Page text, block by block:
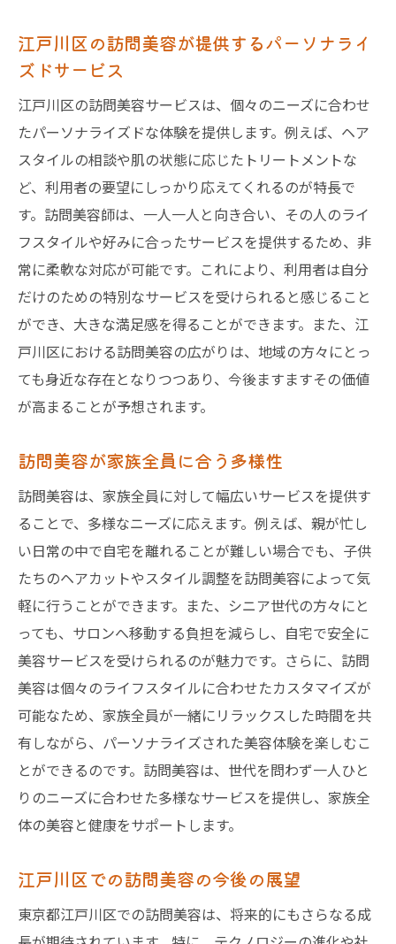
容の選択肢
訪問美容が日常生活をより豊かにする理由
江戸川区で訪問美容を利用する前に知っておく
べきポイント
訪問美容の予約前に知っておきたい基本情
報
江戸川区での訪問美容を成功させるコツ
訪問美容の選び方と注意点
初めての訪問美容体験を最高にする方法
江戸川区で訪問美容を利用する際の料金体
訪問美容の質を確保するためのポイント
江戸川区の訪問美容サービスが注目される理由
訪問美容が江戸川区で注目される背景
利便性がもたらす訪問美容の人気
江戸川区での訪問美容の高い評価の理由
訪問美容が他の美容サービスと異なる点
江戸川区で訪問美容を利用する際の利便性
の実例
訪問美容が社会に与えるインパクト
おしゃれを自宅で完結！江戸川区の訪問美容サ
ービスを楽しむ方法
自宅でおしゃれを楽しむ訪問美容の活用法
江戸川区で訪問美容を最大限に活用する方
法
訪問美容でのスタイルの提案と実現
に
江戸川区での訪問美容を通じた新しい美の
探求
江戸川区の訪問美容が提供するパーソナライ
ズドサービス
江戸川区の訪問美容サービスは、個々のニーズに合わせ
たパーソナライズドな体験を提供します。例えば、ヘア
スタイルの相談や肌の状態に応じたトリートメントな
ど、利用者の要望にしっかり応えてくれるのが特長で
す。訪問美容師は、一人一人と向き合い、その人のライ
フスタイルや好みに合ったサービスを提供するため、非
常に柔軟な対応が可能です。これにより、利用者は自分
だけのための特別なサービスを受けられると感じること
ができ、大きな満足感を得ることができます。また、江
戸川区における訪問美容の広がりは、地域の方々にとっ
ても身近な存在となりつつあり、今後ますますその価値
が高まることが予想されます。
訪問美容が家族全員に合う多様性
訪問美容は、家族全員に対して幅広いサービスを提供す
ることで、多様なニーズに応えます。例えば、親が忙し
い日常の中で自宅を離れることが難しい場合でも、子供
たちのヘアカットやスタイル調整を訪問美容によって気
軽に行うことができます。また、シニア世代の方々にと
っても、サロンへ移動する負担を減らし、自宅で安全に
美容サービスを受けられるのが魅力です。さらに、訪問
美容は個々のライフスタイルに合わせたカスタマイズが
可能なため、家族全員が一緒にリラックスした時間を共
有しながら、パーソナライズされた美容体験を楽しむこ
とができるのです。訪問美容は、世代を問わず一人ひと
りのニーズに合わせた多様なサービスを提供し、家族全
体の美容と健康をサポートします。
江戸川区での訪問美容の今後の展望
東京都江戸川区での訪問美容は、将来的にもさらなる成